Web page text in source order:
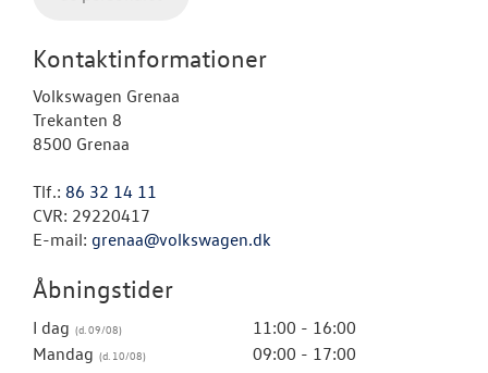
Kontaktinformationer
Volkswagen Grenaa
Trekanten 8
8500 Grenaa
Tlf.: 86 32 14 11
CVR: 29220417
E-mail: grenaa@volkswagen.dk
Åbningstider
I dag
11:00 - 16:00
Mandag
09:00 - 17:00